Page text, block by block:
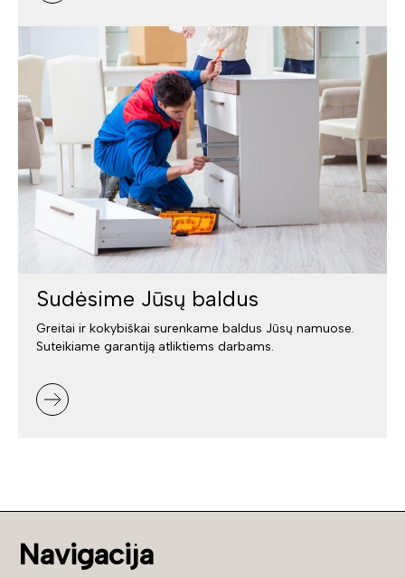
Sudėsime Jūsų baldus
Greitai ir kokybiškai surenkame baldus Jūsų namuose.
Suteikiame garantiją atliktiems darbams.
Navigacija